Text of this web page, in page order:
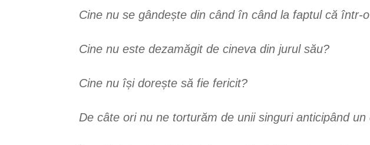
Cine nu se gândește din când în când la faptul că într-
Cine nu este dezamăgit de cineva din jurul său?
Cine nu își dorește să fie fericit?
De câte ori nu ne torturăm de unii singuri anticipând